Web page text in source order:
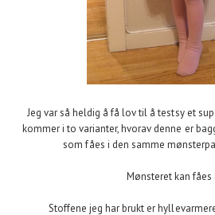
Jeg var så heldig å få lov til å testsy et
kommer i to varianter, hvorav denne er
som fåes i den samme
Mønsteret kan fåes
Stoffene jeg har brukt er